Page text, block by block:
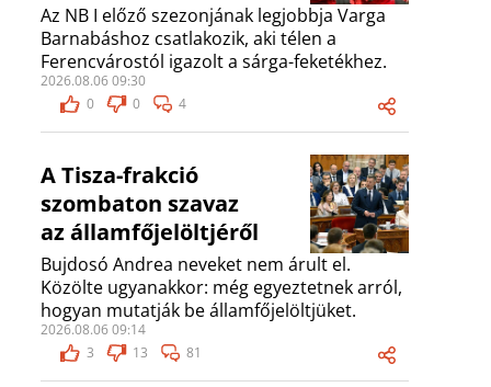
Az NB I előző szezonjának legjobbja Varga
Barnabáshoz csatlakozik, aki télen a
Ferencvárostól igazolt a sárga-feketékhez.
2026.08.06 09:30
0
0 4
A Tisza-frakció
szombaton szavaz
az államfőjelöltjéről
Bujdosó Andrea neveket nem árult el.
Közölte ugyanakkor: még egyeztetnek arról,
hogyan mutatják be államfőjelöltjüket.
2026.08.06 09:14
3
13 81